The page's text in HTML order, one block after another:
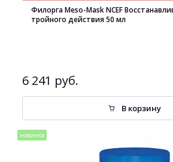
Филорга Meso-Mask NCEF
тройного действия 50 мл
6 241 руб.
В корзину
новинка